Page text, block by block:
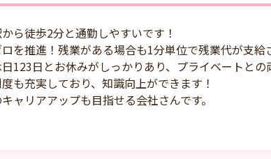
ら徒歩2分と通勤しやすいです！
を推進！残業がある場合も1分単位で残業代が支給
123日とお休みがしっかりあり、プライベートとの
も充実しており、知識向上ができます！
ャリアアップも目指せる会社さんです。